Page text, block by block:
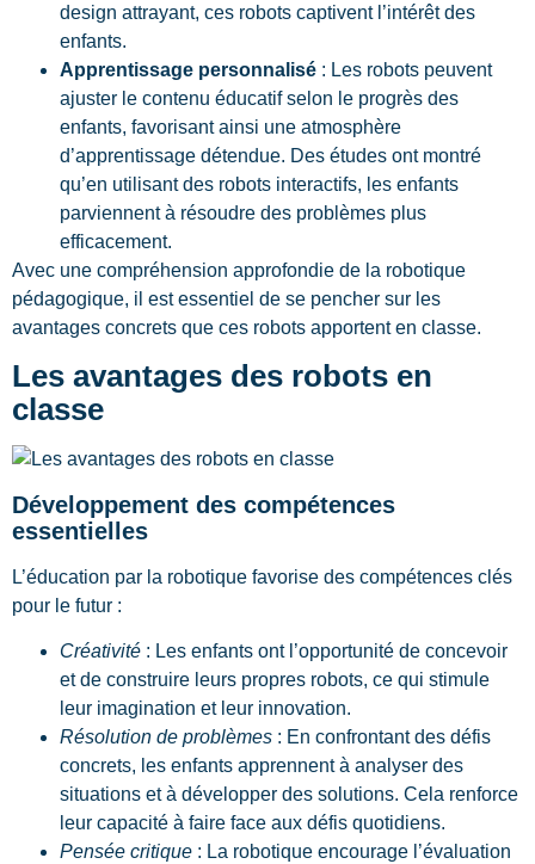
design attrayant, ces robots captivent l’intérêt des
enfants.
Apprentissage personnalisé : Les robots peuvent
ajuster le contenu éducatif selon le progrès des
enfants, favorisant ainsi une atmosphère
d’apprentissage détendue. Des études ont montré
qu’en utilisant des robots interactifs, les enfants
parviennent à résoudre des problèmes plus
efficacement.
Avec une compréhension approfondie de la robotique
pédagogique, il est essentiel de se pencher sur les
avantages concrets que ces robots apportent en classe.
Les avantages des robots en
classe
Développement des compétences
essentielles
L’éducation par la robotique favorise des compétences clés
pour le futur :
Créativité : Les enfants ont l’opportunité de concevoir
et de construire leurs propres robots, ce qui stimule
leur imagination et leur innovation.
Résolution de problèmes : En confrontant des défis
concrets, les enfants apprennent à analyser des
situations et à développer des solutions. Cela renforce
leur capacité à faire face aux défis quotidiens.
Pensée critique : La robotique encourage l’évaluation